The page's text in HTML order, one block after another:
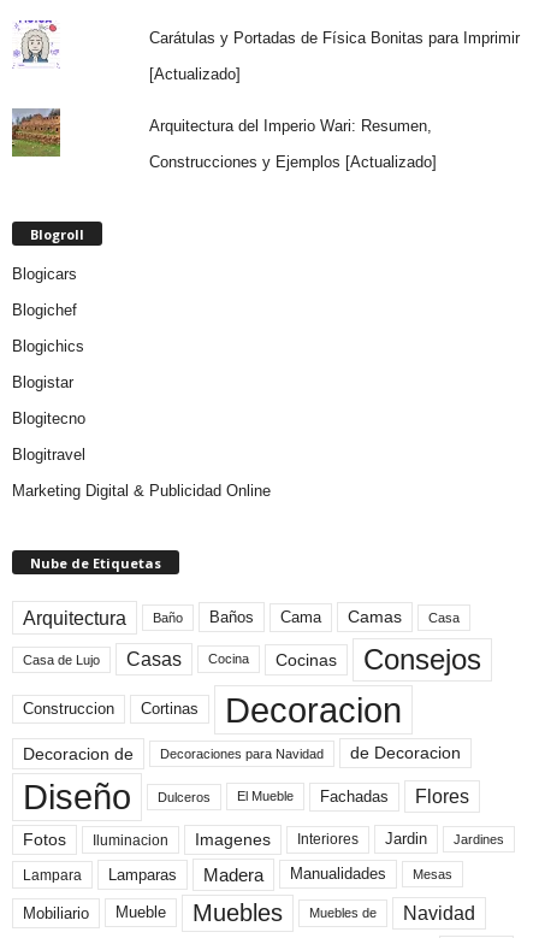
Carátulas y Portadas de Física Bonitas para Imprimir
[Actualizado]
Arquitectura del Imperio Wari: Resumen,
Construcciones y Ejemplos [Actualizado]
Blogroll
Blogicars
Blogichef
Blogichics
Blogistar
Blogitecno
Blogitravel
Marketing Digital & Publicidad Online
Nube de Etiquetas
Arquitectura Baño Baños Cama Camas Casa
Casa de Lujo Casas Cocina Cocinas Consejos
Construccion Cortinas Decoracion
Decoracion de Decoraciones para Navidad de Decoracion
Diseño Dulceros El Mueble Fachadas Flores
Fotos Iluminacion Imagenes Interiores Jardin Jardines
Lampara Lamparas Madera Manualidades Mesas
Mobiliario Mueble Muebles Muebles de Navidad